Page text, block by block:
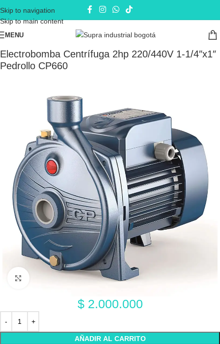
Skip to navigation
Skip to main content
MENU
Inicio Electrobombas - bombas eléctricas Bombas de Superficie
Electrobomba Centrífuga 2hp 220/440V 1-1/4″x1″
Pedrollo CP660
$2.000.000
AÑADIR AL CARRITO